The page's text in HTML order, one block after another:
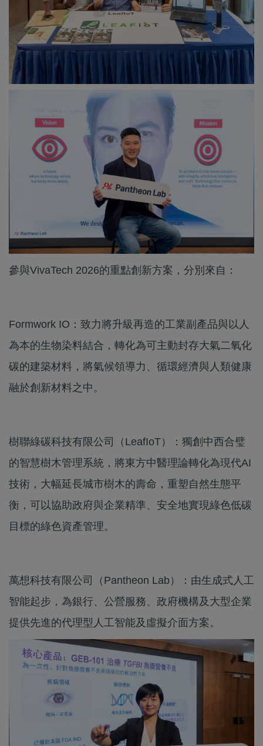
參與VivaTech 2026的重點創新方案，分別來自：
Formwork IO：致力將升級再造的工業副產品與以人
為本的生物染料結合，轉化為可主動封存大氣二氧化
碳的建築材料，將氣候領導力、循環經濟與人類健康
融於創新材料之中。
樹聯綠碳科技有限公司（LeafIoT）：獨創中西合璧
的智慧樹木管理系統，將東方中醫理論轉化為現代AI
技術，大幅延長城市樹木的壽命，重塑自然生態平
衡，可以協助政府與企業精準、安全地實現綠色低碳
目標的綠色資產管理。
萬想科技有限公司（Pantheon Lab）：由生成式人工
智能起步，為銀行、公營服務、政府機構及大型企業
提供先進的代理型人工智能及虛擬介面方案。